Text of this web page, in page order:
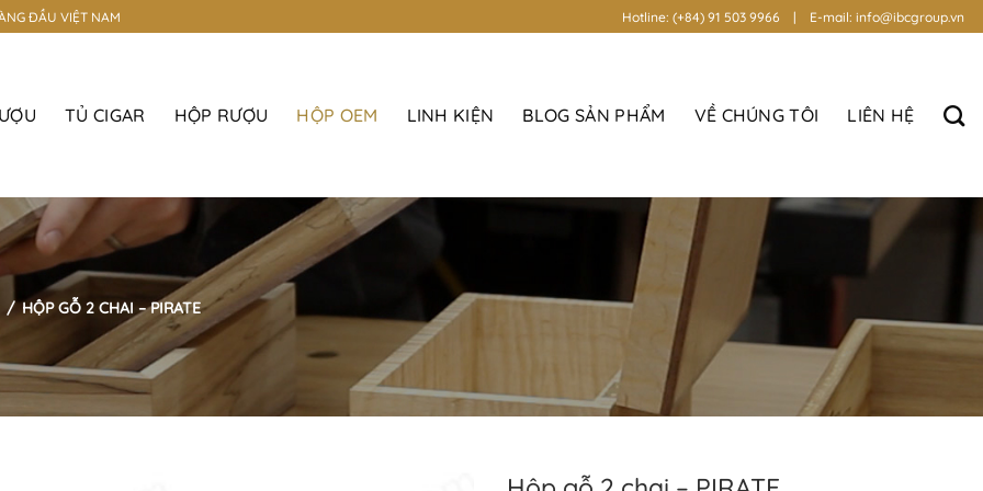
ĐẦU VIỆT NAM Hotline: (+84) 91 503 9966 | E-mail: info@ibcgroup.vn
TỦ CIGAR HỘP RƯỢU HỘP OEM LINH KIỆN BLOG SẢN PHẨM VỀ CHÚNG TÔI LIÊN HỆ
/ HỘP GỖ 2 CHAI – PIRATE